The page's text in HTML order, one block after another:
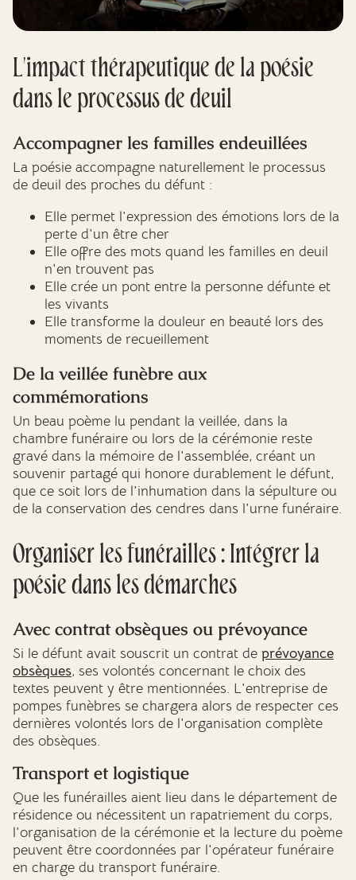
L'impact thérapeutique de la poésie
dans le processus de deuil
Accompagner les familles endeuillées
La poésie accompagne naturellement le processus
de deuil des proches du défunt :
Elle permet l'expression des émotions lors de la
perte d'un être cher
Elle offre des mots quand les familles en deuil
n'en trouvent pas
Elle crée un pont entre la personne défunte et
les vivants
Elle transforme la douleur en beauté lors des
moments de recueillement
De la veillée funèbre aux
commémorations
Un beau poème lu pendant la veillée, dans la
chambre funéraire ou lors de la cérémonie reste
gravé dans la mémoire de l'assemblée, créant un
souvenir partagé qui honore durablement le défunt,
que ce soit lors de l'inhumation dans la sépulture ou
de la conservation des cendres dans l'urne funéraire.
Organiser les funérailles : Intégrer la
poésie dans les démarches
Avec contrat obsèques ou prévoyance
Si le défunt avait souscrit un contrat de prévoyance
obsèques, ses volontés concernant le choix des
textes peuvent y être mentionnées. L'entreprise de
pompes funèbres se chargera alors de respecter ces
dernières volontés lors de l'organisation complète
des obsèques.
Transport et logistique
Que les funérailles aient lieu dans le département de
résidence ou nécessitent un rapatriement du corps,
l'organisation de la cérémonie et la lecture du poème
peuvent être coordonnées par l'opérateur funéraire
en charge du transport funéraire.